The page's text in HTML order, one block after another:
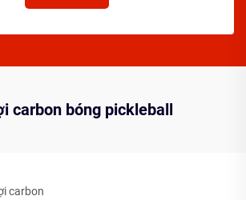
carbon bóng pickleball
carbon